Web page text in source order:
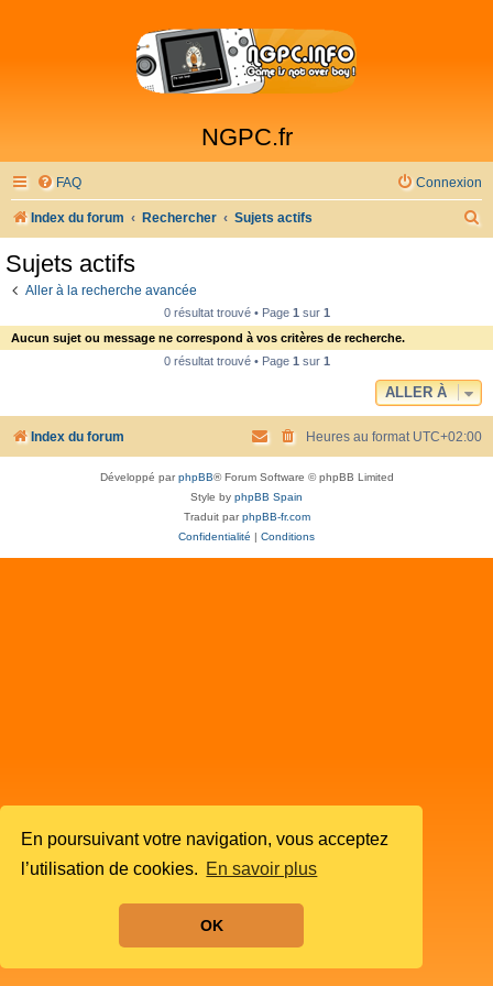
En poursuivant votre navigation, vous acceptez
l’utilisation de cookies. En savoir plus
OK
NGPC.fr
FAQ Connexion
Index du forum Rechercher Sujets actifs
h
Sujets actifs
Aller à la recherche avancée
0 résultat trouvé • Page 1sur 1
Aucun sujet ou message ne correspond à vos critères de recherche.
0 résultat trouvé • Page 1sur 1
ALLER À
Index du forum Heures au format UTC+02:00
Développé parphpBB® Forum Software © phpBB Limited
Style by phpBB Spain
Traduit parphpBB-fr.com
Confidentialité
Conditions